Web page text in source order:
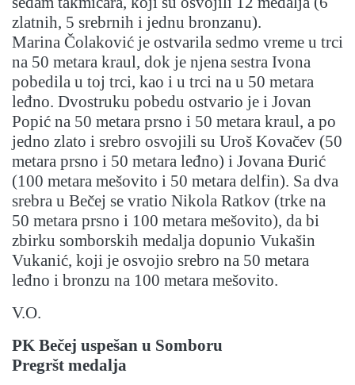
zlatnih, 5 srebrnih i jednu bronzanu).
Marina Čolaković je ostvarila sedmo vreme u trci
na 50 metara kraul, dok je njena sestra Ivona
pobedila u toj trci, kao i u trci na u 50 metara
leđno. Dvostruku pobedu ostvario je i Jovan
Popić na 50 metara prsno i 50 metara kraul, a po
jedno zlato i srebro osvojili su Uroš Kovačev (50
metara prsno i 50 metara leđno) i Jovana Đurić
(100 metara mešovito i 50 metara delfin). Sa dva
srebra u Bečej se vratio Nikola Ratkov (trke na
50 metara prsno i 100 metara mešovito), da bi
zbirku somborskih medalja dopunio Vukašin
Vukanić, koji je osvojio srebro na 50 metara
leđno i bronzu na 100 metara mešovito.
V.O.
PK Bečej uspešan u Somboru
Pregršt medalja